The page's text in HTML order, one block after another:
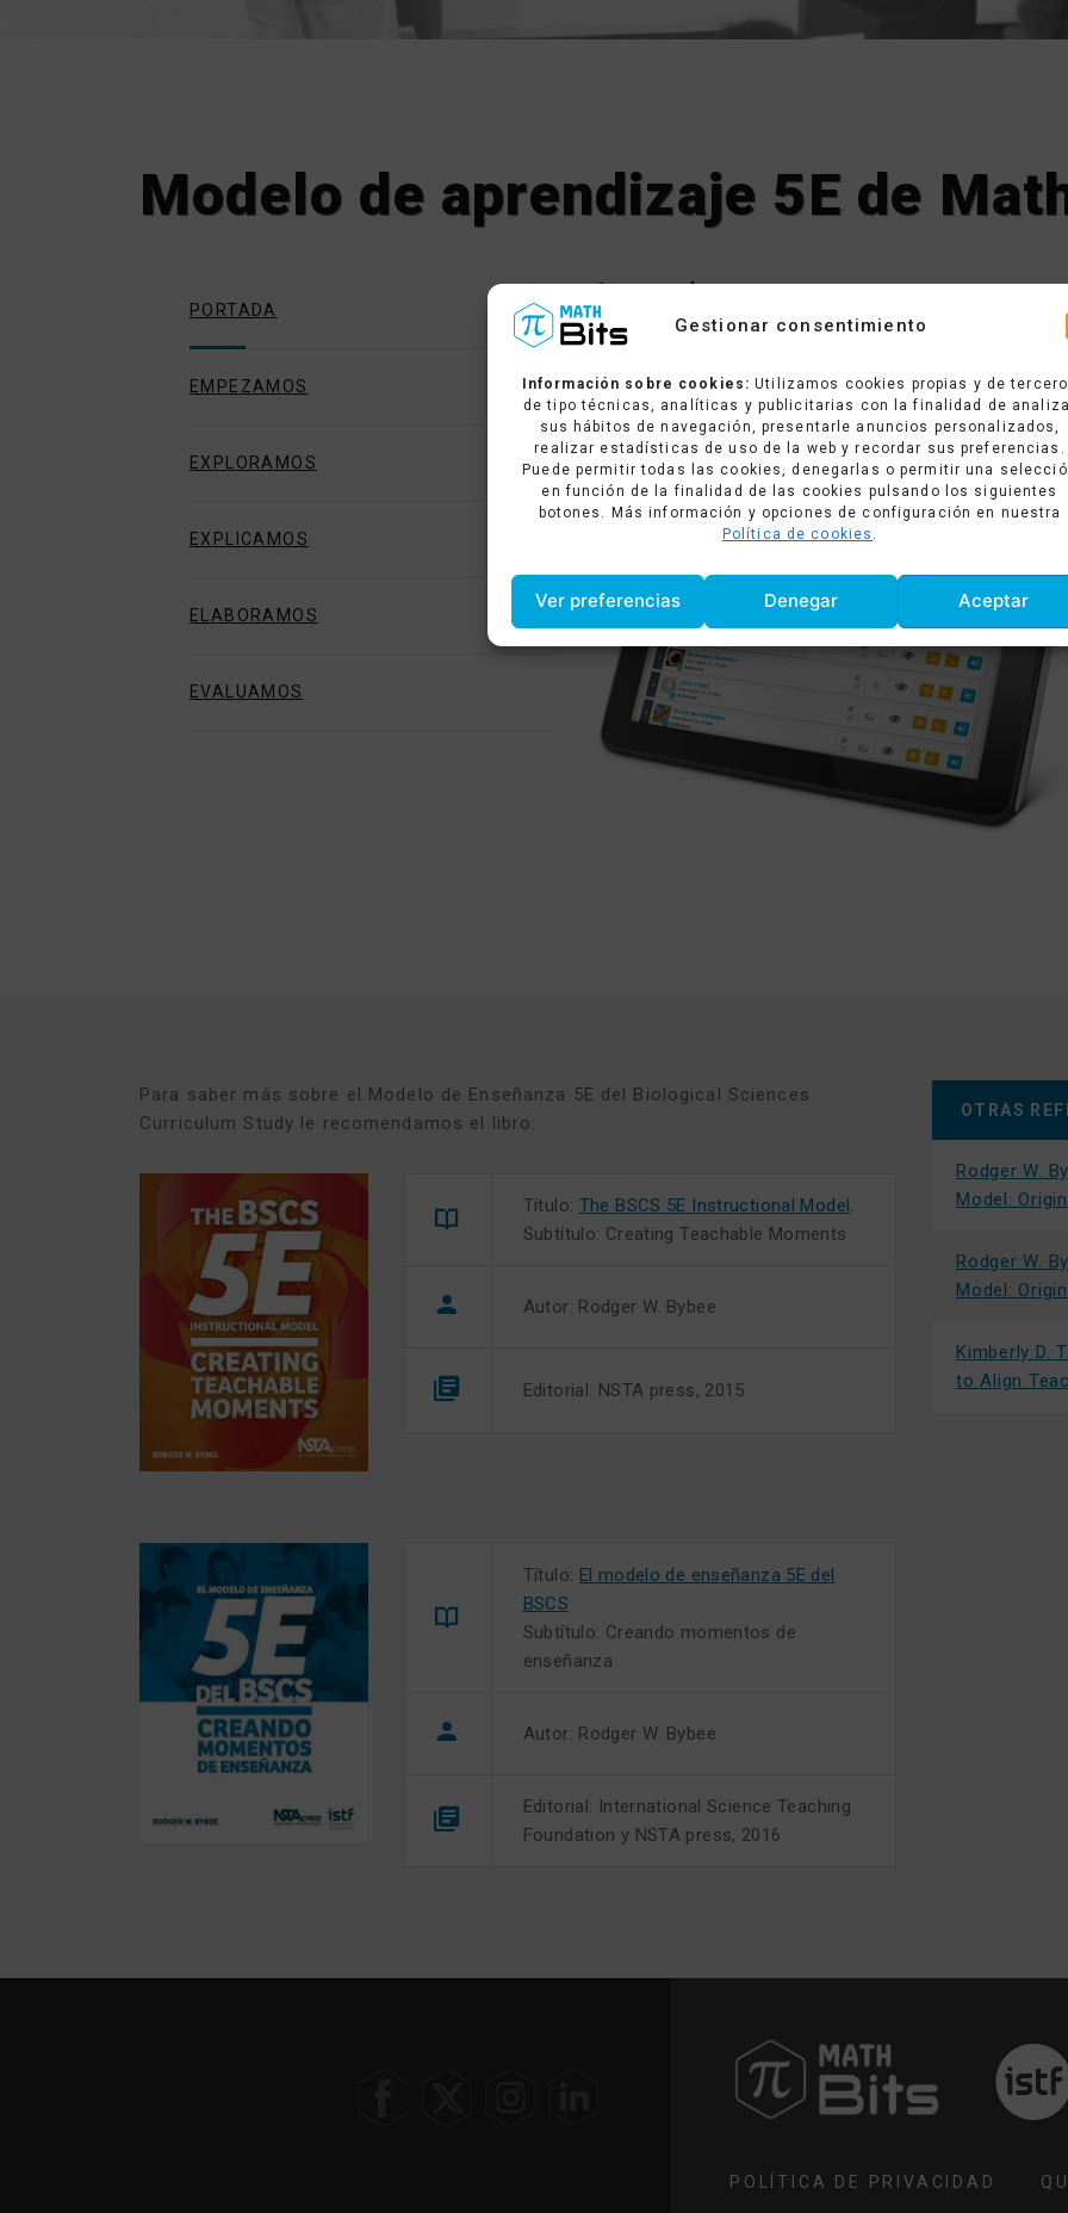
Gestionar consentimiento
Información sobre cookies: Utilizamos cookies propias y de
de tipo técnicas, analíticas y publicitarias con la finalidad de
sus hábitos de navegación, presentarle anuncios personalizados,
realizar estadísticas de uso de la web y recordar sus preferencias.
Puede permitir todas las cookies, denegarlas o permitir una
en función de la finalidad de las cookies pulsando los siguientes
botones. Más información y opciones de configuración en nuestra
Política de cookies
Aceptar
Denegar
Ver preferencias
Modelo de aprendizaje 5E de
PORTADA
EMPEZAMOS
EXPLORAMOS
EXPLICAMOS
ELABORAMOS
EVALUAMOS
Antes de empezar
Nuestra intranet incluye un índice visual de todas
de aprendizaje, la guía didáctica y múltiples
seguimiento personalizado de los progresos de
Para saber más sobre el Modelo de Enseñanza 5E del Biological Sciences
Curriculum Study le recomendamos el libro:
Título: The BSCS 5E Instructional Model .
Subtítulo: Creating Teachable Moments
Autor: Rodger W. Bybee
Editorial: NSTA press, 2015
Título: El modelo de enseñanza 5E del
BSCS
Subtítulo: Creando momentos de
enseñanza
Autor: Rodger W. Bybee
Editorial: International Science Teaching
Foundation y NSTA press, 2016
OTRAS
Rodger W.
Model:
Rodger W.
Model:
Kimberly D.
to Align
POLÍTICA DE PRIVACIDAD